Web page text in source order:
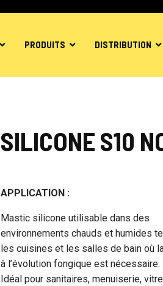
PRODUITS DISTRIBUTION
SILICONE S10
APPLICATION :
Mastic silicone utilisable dans des
environnements chauds et humides
les cuisines et les salles de bain où
à l’évolution fongique est nécessaire.
Idéal pour sanitaires, menuiserie,